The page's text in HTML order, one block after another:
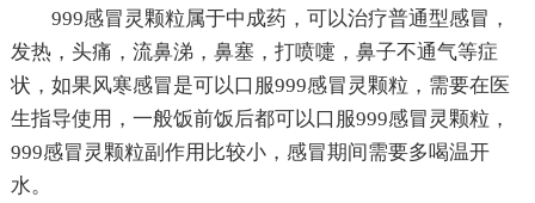
999感冒灵颗粒属于中成药，可以治疗普通型感冒，
发热，头痛，流鼻涕，鼻塞，打喷嚏，鼻子不通气等症
状，如果风寒感冒是可以口服999感冒灵颗粒，需要在医
生指导使用，一般饭前饭后都可以口服999感冒灵颗粒，
999感冒灵颗粒副作用比较小，感冒期间需要多喝温开
水。